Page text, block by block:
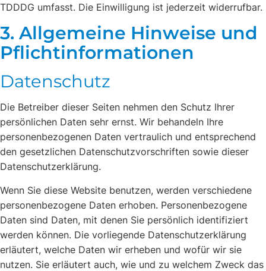
TDDDG umfasst. Die Einwilligung ist jederzeit widerrufbar.
3. Allgemeine Hinweise und
Pflicht­informationen
Datenschutz
Die Betreiber dieser Seiten nehmen den Schutz Ihrer
persönlichen Daten sehr ernst. Wir behandeln Ihre
personenbezogenen Daten vertraulich und entsprechend
den gesetzlichen Datenschutzvorschriften sowie dieser
Datenschutzerklärung.
Wenn Sie diese Website benutzen, werden verschiedene
personenbezogene Daten erhoben. Personenbezogene
Daten sind Daten, mit denen Sie persönlich identifiziert
werden können. Die vorliegende Datenschutzerklärung
erläutert, welche Daten wir erheben und wofür wir sie
nutzen. Sie erläutert auch, wie und zu welchem Zweck das